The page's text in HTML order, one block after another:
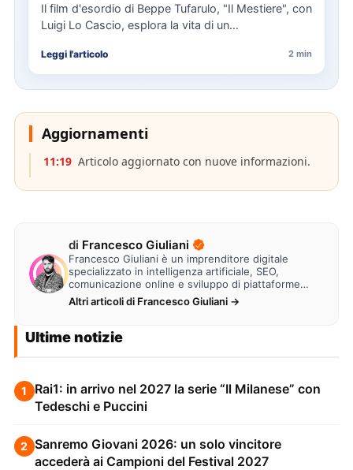
Il film d'esordio di Beppe Tufarulo, "Il Mestiere", con
Luigi Lo Cascio, esplora la vita di un
Leggi l'articolo 2 min
Aggiornamenti
11:19 Articolo aggiornato con nuove informazioni.
di Francesco Giuliani
Francesco Giuliani è un imprenditore digitale
specializzato in intelligenza artificiale, SEO,
comunicazione online e sviluppo di piattaforme
web. Lavora alla creazione di…
Altri articoli di Francesco Giuliani →
Ultime notizie
1
Rai1: in arrivo nel 2027 la serie “Il Milanese” con
Tedeschi e Puccini
2 Sanremo Giovani 2026: un solo vincitore
accederà ai Campioni del Festival 2027